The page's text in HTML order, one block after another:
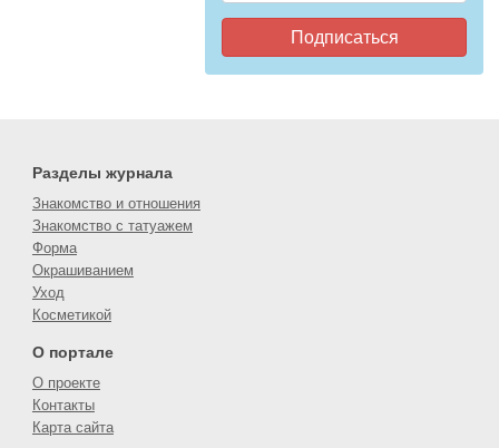
Подписаться
Разделы журнала
Знакомство и отношения
Знакомство с татуажем
Форма
Окрашиванием
Уход
Косметикой
О портале
О проекте
Контакты
Карта сайта